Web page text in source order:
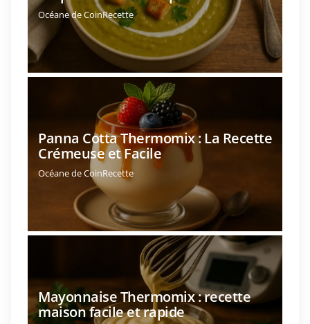
Océane de CoinRecette
Panna Cotta Thermomix : La Recette
Crémeuse et Facile
Océane de CoinRecette
Mayonnaise Thermomix : recette
maison facile et rapide